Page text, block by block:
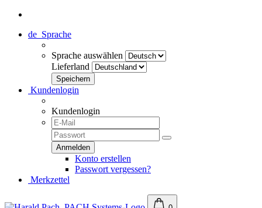
de Sprache
Sprache auswählen
Lieferland
Kundenlogin
Kundenlogin
Konto erstellen
Passwort vergessen?
Merkzettel